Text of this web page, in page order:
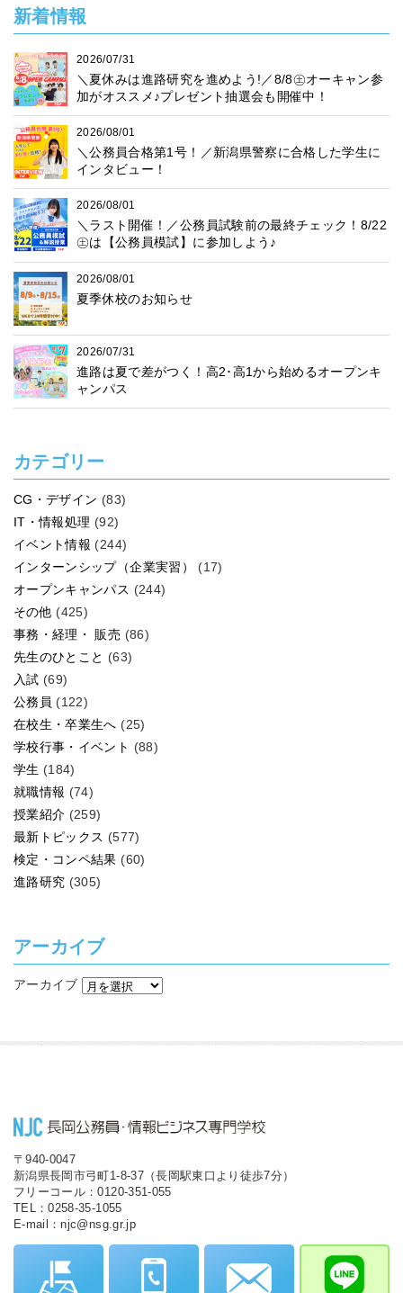
新着情報
2026/07/31
＼夏休みは進路研究を進めよう!／8/8㊏オーキャン参
加がオススメ♪プレゼント抽選会も開催中！
2026/08/01
＼公務員合格第1号！／新潟県警察に合格した学生に
インタビュー！
2026/08/01
＼ラスト開催！／公務員試験前の最終チェック！8/22
㊏は【公務員模試】に参加しよう♪
2026/08/01
夏季休校のお知らせ
2026/07/31
進路は夏で差がつく！高2･高1から始めるオープンキ
ャンパス
カテゴリー
CG・デザイン (83)
IT・情報処理 (92)
イベント情報 (244)
インターンシップ（企業実習）
(17)
オープンキャンパス (244)
その他 (425)
事務・経理・ 販売 (86)
先生のひとこと (63)
入試 (69)
公務員 (122)
在校生・卒業生へ (25)
学校行事・イベント (88)
学生 (184)
就職情報 (74)
授業紹介 (259)
最新トピックス (577)
検定・コンペ結果 (60)
進路研究 (305)
アーカイブ
アーカイブ
〒940-0047
新潟県長岡市弓町1-8-37（長岡駅東口より徒歩7分）
フリーコール：0120-351-055
TEL：0258-35-1055
E-mail：njc@nsg.gr.jp